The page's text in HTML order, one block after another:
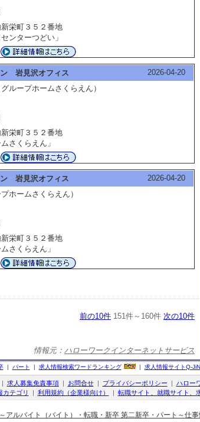
栄町３５２番地
ンターつどい」
岩見沢オフィス
2026-04-20
ループホームさくらえん）
栄町３５２番地
さくらえん」
岩見沢オフィス
2026-04-20
ホームさくらえん）
栄町３５２番地
さくらえん」
前の10件 151件～160件 次の10件
情報元： ハローワークインターネットサービス
| パート | 求人情報検索ワードランキング | 求人情報サイトQ-JiN
求人募集免責事項| お問合せ| プライバシーポリシー | ハロー
カテゴリ | 利用規約（企業様向け） | 転職サイト、就職サイト、
アルバイト（バイト）・転職・新卒 第二新卒・パート～仕事